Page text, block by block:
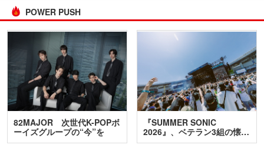
POWER PUSH
82MAJOR 次世代K-POPボ
ーイズグループの“今”を
訊…
『SUMMER SONIC
2026』、ベテラン3組の懐…